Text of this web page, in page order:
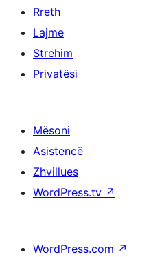
Rreth
Lajme
Strehim
Privatësi
Mësoni
Asistencë
Zhvillues
WordPress.tv ↗
WordPress.com ↗